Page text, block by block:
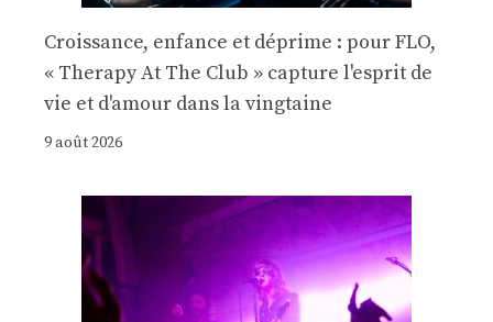
Croissance, enfance et déprime : pour FLO,
« Therapy At The Club » capture l'esprit de
vie et d'amour dans la vingtaine
9 août 2026